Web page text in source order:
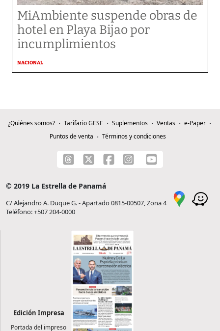
MiAmbiente suspende obras de
hotel en Playa Bijao por
incumplimientos
NACIONAL
¿Quiénes somos? Tarifario GESE Suplementos Ventas
e-Paper
Puntos de venta
Términos y condiciones
© 2019 La Estrella de Panamá
C/ Alejandro A. Duque G. - Apartado 0815-00507, Zona 4
Teléfono: +507 204-0000
Edición Impresa
Portada del impreso